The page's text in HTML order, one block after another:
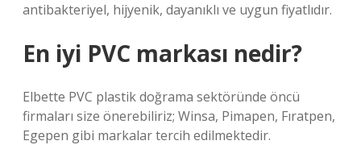
antibakteriyel, hijyenik, dayanıklı ve uygun fiyatlıdır.
En iyi PVC markası nedir?
Elbette PVC plastik doğrama sektöründe öncü
firmaları size önerebiliriz; Winsa, Pimapen, Fıratpen,
Egepen gibi markalar tercih edilmektedir.